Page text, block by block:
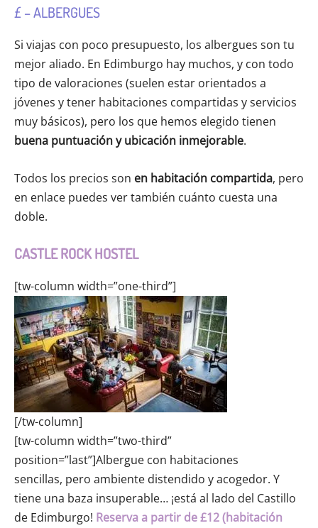
£ – ALBERGUES
Si viajas con poco presupuesto, los albergues son tu
mejor aliado. En Edimburgo hay muchos, y con todo
tipo de valoraciones (suelen estar orientados a
jóvenes y tener habitaciones compartidas y servicios
muy básicos), pero los que hemos elegido tienen
buena puntuación y ubicación inmejorable.
Todos los precios son en habitación compartida, pero
en enlace puedes ver también cuánto cuesta una
doble.
CASTLE ROCK HOSTEL
[tw-column width=”one-third”]
[/tw-column]
[tw-column width=”two-third”
position=”last”]Albergue con habitaciones
sencillas, pero ambiente distendido y acogedor. Y
tiene una baza insuperable… ¡está al lado del Castillo
de Edimburgo! Reserva a partir de £12 (habitación